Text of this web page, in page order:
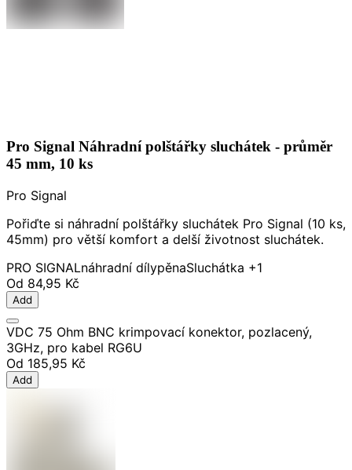
Pro Signal Náhradní polštářky sluchátek - průměr
45 mm, 10 ks
Pro Signal
Pořiďte si náhradní polštářky sluchátek Pro Signal (10 ks,
45mm) pro větší komfort a delší životnost sluchátek.
PRO SIGNALnáhradní dílypěnaSluchátka +1
Od 84,95 Kč
Add
VDC 75 Ohm BNC krimpovací konektor, pozlacený,
3GHz, pro kabel RG6U
Od 185,95 Kč
Add